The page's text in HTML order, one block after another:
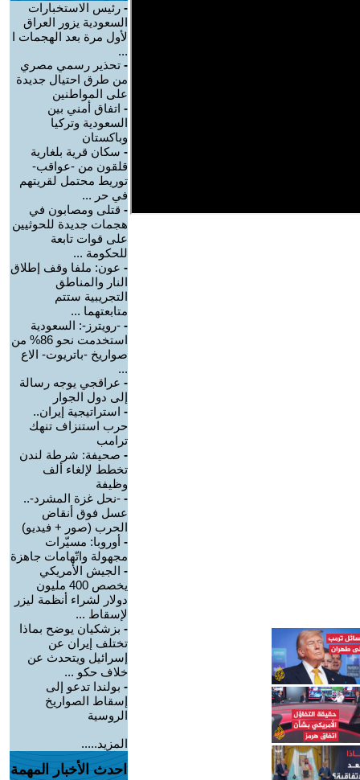
- رئيس الاستخبارات
السعودية يزور العراق
لأول مرة بعد الهجمات ا
...
- تحذير رسمي مصري
من طرق احتيال جديدة
على المواطنين
- اتفاق أمني بين
السعودية وتركيا
وباكستان
- سكان قرية بلغارية
قلقون من -عواقب-
توريط محتمل لقريتهم
في حر ...
- قتلى ومصابون في
هجمات جديدة للحوثيين
على قوات تابعة
للحكومة ...
- عون: ملفا وقف إطلاق
النار والمناطق
التجريبية ستتم
متابعتهما ...
- -رويترز-: السعودية
استخدمت نحو 86% من
صواريخ -باتريوت- الاع
...
- عراقجي يوجه رسالة
إلى دول الجوار
- استراتيجية إيران..
حرب استنزاف تنهك
ترامب
- صحيفة: شرطة لندن
تخطط لإلغاء ألف
وظيفة
- -نحل غزة المشرد-..
عسل فوق أنقاض
الحرب (صور + فيديو)
- أوروبا: مسيّرات
مجهولة واتّهامات جاهزة
- الجيش الأمريكي
يخصص 400 مليون
دولار لشراء أنظمة ليزر
لإسقاط ...
- بزشكيان يوضح بماذا
تختلف إيران عن
إسرائيل ويتحدث عن
خلاف حكو ...
- بولندا تدعو إلى
إسقاط الصواريخ
الروسية
المزيد.....
احدث الأخبار المهمة